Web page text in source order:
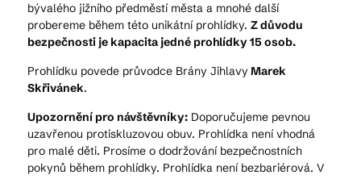
bývalého jižního předměstí města a mnohé další
probereme během této unikátní prohlídky. Z důvodu
bezpečnosti je kapacita jedné prohlídky 15 osob.
Prohlídku povede průvodce Brány JihlavyMarek
Skřivánek.
Upozornění pro návštěvníky: Doporučujeme pevnou
uzavřenou protiskluzovou obuv. Prohlídka není vhodná
pro malé děti. Prosíme o dodržování bezpečnostních
pokynů během prohlídky. Prohlídka není bezbariérová. V